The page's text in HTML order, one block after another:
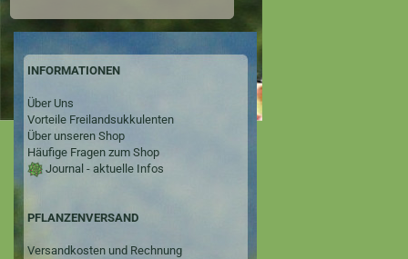
INFORMATIONEN
Über Uns
Vorteile Freilandsukkulenten
Über unseren Shop
Häufige Fragen zum Shop
Journal - aktuelle Infos
PFLANZENVERSAND
Versandkosten und Rechnung